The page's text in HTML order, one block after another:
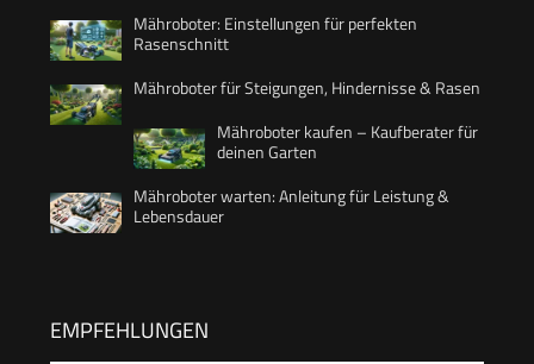
Mähroboter: Einstellungen für perfekten
Rasenschnitt
Mähroboter für Steigungen, Hindernisse & Rasen
Mähroboter kaufen – Kaufberater für
deinen Garten
Mähroboter warten: Anleitung für Leistung &
Lebensdauer
EMPFEHLUNGEN